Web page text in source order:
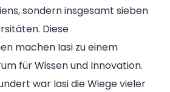
sondern insgesamt sieben
Diese
machen Iasi zu einem
für Wissen und Innovation.
war Iasi die Wiege vieler